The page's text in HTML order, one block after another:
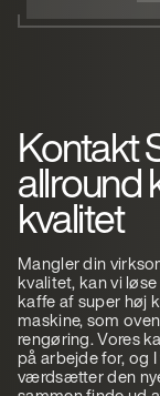
Kontakt
allround
kvalitet
Mangler din
kvalitet, kan vi
kaffe af super høj
maskine, som
rengøring. Vores
på arbejde for, og
værdsætter den